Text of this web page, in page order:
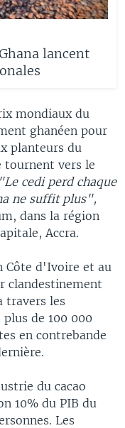
lancent
mondiaux du
ghanéen pour
planteurs du
tournent vers le
"Le cedi perd chaque
ne suffit plus",
dans la région
Accra.
Côte d'Ivoire et au
clandestinement
travers les
de 100 000
en contrebande
du cacao
10% du PIB du
Les